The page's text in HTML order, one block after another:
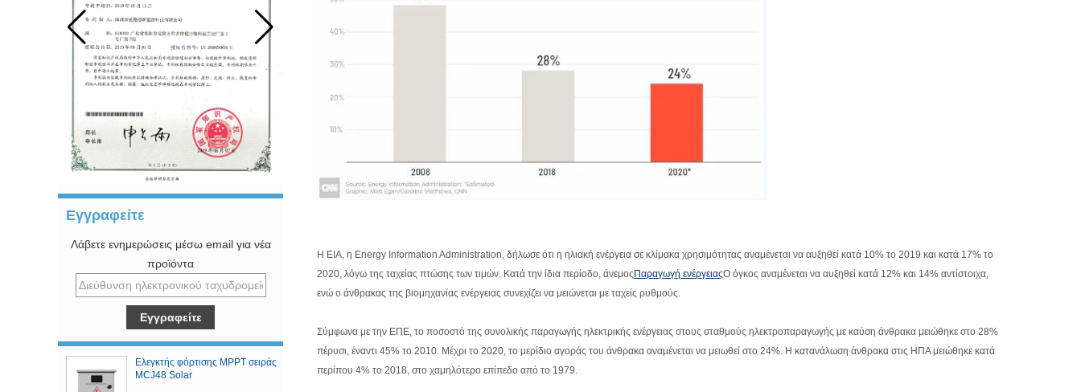
Εγγραφείτε
Λάβετε ενημερώσεις μέσω email για νέα
προϊόντα
Ελεγκτής φόρτισης MPPT σειράς
MCJ48 Solar
Η EIA, η Energy Information Administration, δήλωσε ότι η ηλιακή ενέργεια σε κλίμακα χρησιμότητας αναμένεται να αυξηθεί κατά 10% το 2019 και κατά 17% το
2020, λόγω της ταχείας πτώσης των τιμών. Κατά την ίδια περίοδο, άνεμοςΠαραγωγή ενέργειαςΟ όγκος αναμένεται να αυξηθεί κατά 12% και 14% αντίστοιχα,
ενώ ο άνθρακας της βιομηχανίας ενέργειας συνεχίζει να μειώνεται με ταχείς ρυθμούς.
Σύμφωνα με την ΕΠΕ, το ποσοστό της συνολικής παραγωγής ηλεκτρικής ενέργειας στους σταθμούς ηλεκτροπαραγωγής με καύση άνθρακα μειώθηκε στο 28%
πέρυσι, έναντι 45% το 2010. Μέχρι το 2020, το μερίδιο αγοράς του άνθρακα αναμένεται να μειωθεί στο 24%. Η κατανάλωση άνθρακα στις ΗΠΑ μειώθηκε κατά
περίπου 4% το 2018, στο χαμηλότερο επίπεδο από το 1979.